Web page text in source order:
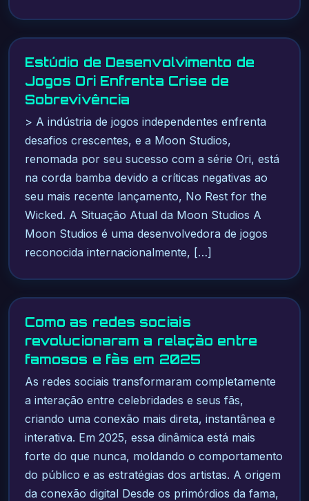
Estúdio de Desenvolvimento de
Jogos Ori Enfrenta Crise de
Sobrevivência
> A indústria de jogos independentes enfrenta
desafios crescentes, e a Moon Studios,
renomada por seu sucesso com a série Ori, está
na corda bamba devido a críticas negativas ao
seu mais recente lançamento, No Rest for the
Wicked. A Situação Atual da Moon Studios A
Moon Studios é uma desenvolvedora de jogos
reconocida internacionalmente, […]
Como as redes sociais
revolucionaram a relação entre
famosos e fãs em 2025
As redes sociais transformaram completamente
a interação entre celebridades e seus fãs,
criando uma conexão mais direta, instantânea e
interativa. Em 2025, essa dinâmica está mais
forte do que nunca, moldando o comportamento
do público e as estratégias dos artistas. A origem
da conexão digital Desde os primórdios da fama,